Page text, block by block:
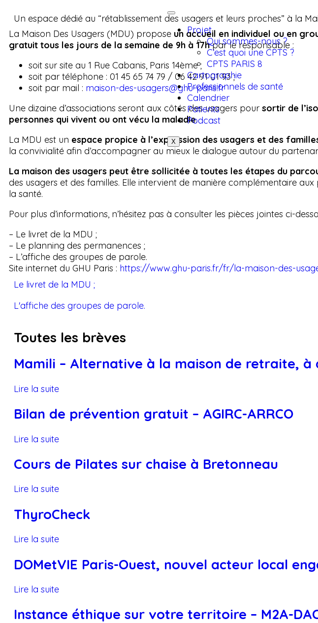
Projet
Qui sommes-nous ?
C’est quoi une CPTS ?
CPTS PARIS 8
Cartographie
Professionnels de santé
Calendrier
Patients
Podcast
X
Un espace dédié au “rétablissement des usagers et leurs proches” à la
La Maison Des Usagers (MDU) propose un accueil en individuel ou en
gratuit tous les jours de la semaine de 9h à 17hpar le responsable :
soit sur site au 1 Rue Cabanis, Paris 14ème ;
soit par téléphone : 01 45 65 74 79 / 06 42 91 01 93 ;
soit par mail : maison-des-usagers@ghu-paris.fr
Une dizaine d’associations seront aux côtés des usagers pour sortir de
personnes qui vivent ou ont vécu la maladie.
La MDU est un espace propice à l’expression des usagers et des
la convivialité afin d’accompagner au mieux le dialogue autour du
La maison des usagers peut être sollicitée à toutes les étapes du
des usagers et des familles. Elle intervient de manière complémentaire
la santé.
Pour plus d’informations, n’hésitez pas à consulter les pièces jointes ci-
– Le livret de la MDU ;
– Le planning des permanences ;
– L’affiche des groupes de parole.
Site internet du GHU Paris : https://www.ghu-paris.fr/fr/la-maison-des-
Le livret de la MDU ;
L'affiche des groupes de parole.
Toutes les brèves
Mamili – Alternative à la maison de retraite, à
Lire la suite
Bilan de prévention gratuit – AGIRC-ARRCO
Lire la suite
Cours de Pilates sur chaise à Bretonneau
Lire la suite
ThyroCheck
Lire la suite
DOMetVIE Paris-Ouest, nouvel acteur local
Lire la suite
Instance éthique sur votre territoire – M2A-